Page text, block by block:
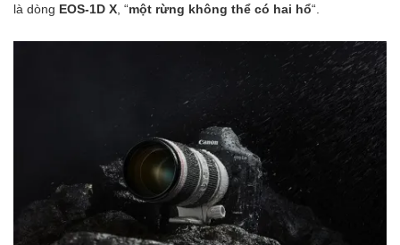
là dòng EOS-1D X , “một rừng không thể có hai hổ“.